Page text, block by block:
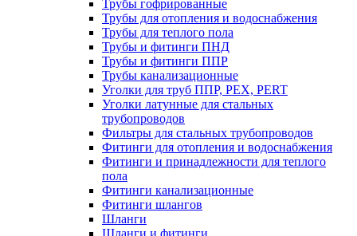
Трубы гофрированные
Трубы для отопления и водоснабжения
Трубы для теплого пола
Трубы и фитинги ПНД
Трубы и фитинги ППР
Трубы канализационные
Уголки для труб ППР, PEX, PERT
Уголки латунные для стальных
трубопроводов
Фильтры для стальных трубопроводов
Фитинги для отопления и водоснабжения
Фитинги и принадлежности для теплого
пола
Фитинги канализационные
Фитинги шлангов
Шланги
Шланги и фитинги